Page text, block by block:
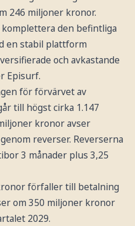
246 miljoner kronor.
den befintliga
en stabil plattform
och avkastande
Episurf.
för förvärvet av
till högst cirka 1.147
kronor avser
reverser. Reverserna
3 månader plus 3,25
förfaller till betalning
om 350 miljoner kronor
2029.